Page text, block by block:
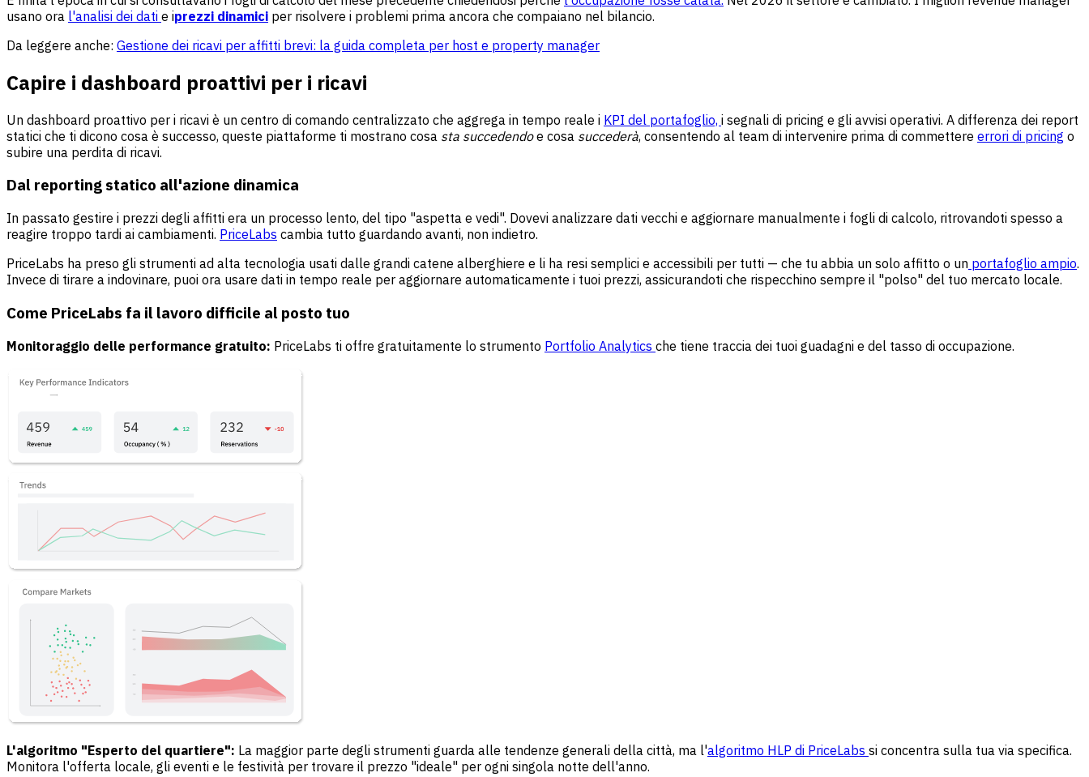
usano ora l'analisi dei dati e iprezzi dinamici per risolvere i problemi prima ancora che compaiano nel bilancio.
Da leggere anche: Gestione dei ricavi per affitti brevi: la guida completa per host e property manager
Capire i dashboard proattivi per i ricavi
Un dashboard proattivo per i ricavi è un centro di comando centralizzato che aggrega in tempo reale i KPI del portafoglio, i segnali di pricing e gli avvisi operativi. A differenza dei report
statici che ti dicono cosa è successo, queste piattaforme ti mostrano cosa sta succedendoe cosa succederà, consentendo al team di intervenire prima di commettere errori di pricing o
subire una perdita di ricavi.
Dal reporting statico all'azione dinamica
In passato gestire i prezzi degli affitti era un processo lento, del tipo "aspetta e vedi". Dovevi analizzare dati vecchi e aggiornare manualmente i fogli di calcolo, ritrovandoti spesso a
reagire troppo tardi ai cambiamenti. PriceLabs cambia tutto guardando avanti, non indietro.
PriceLabs ha preso gli strumenti ad alta tecnologia usati dalle grandi catene alberghiere e li ha resi semplici e accessibili per tutti — che tu abbia un solo affitto o un portafoglio ampio.
Invece di tirare a indovinare, puoi ora usare dati in tempo reale per aggiornare automaticamente i tuoi prezzi, assicurandoti che rispecchino sempre il "polso" del tuo mercato locale.
Come PriceLabs fa il lavoro difficile al posto tuo
Monitoraggio delle performance gratuito: PriceLabs ti offre gratuitamente lo strumento Portfolio Analytics che tiene traccia dei tuoi guadagni e del tasso di occupazione.
L'algoritmo "Esperto del quartiere": La maggior parte degli strumenti guarda alle tendenze generali della città, ma l'algoritmo HLP di PriceLabs si concentra sulla tua via specifica.
Monitora l'offerta locale, gli eventi e le festività per trovare il prezzo "ideale" per ogni singola notte dell'anno.